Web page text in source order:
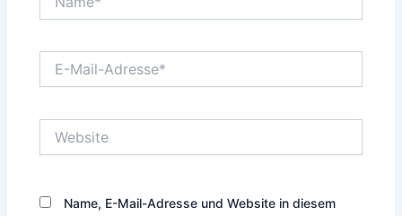
Mail-
Name, E-Mail-Adresse und Website in diesem